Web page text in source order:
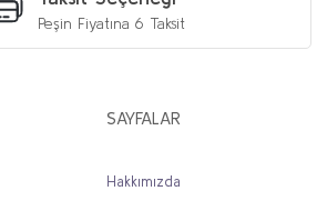
Peşin Fiyatına 6 Taksit
SAYFALAR
Hakkımızda